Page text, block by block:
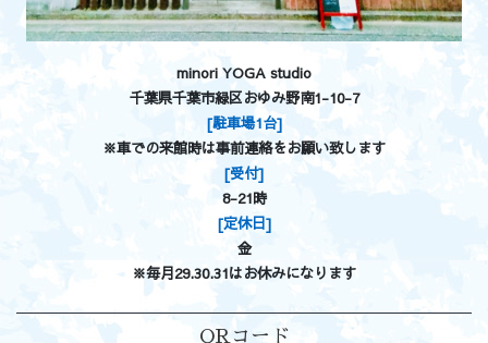
minori YOGA studio
千葉県千葉市緑区おゆみ野南1-10-7
[駐車場1台]
※車での来館時は事前連絡をお願い致します
[受付]
8-21時
[定休日]
金
※毎月29.30.31はお休みになります
QRコード